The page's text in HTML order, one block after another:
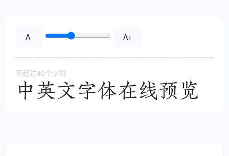
A- A+
不超过40个字符
中英文字体在线预览